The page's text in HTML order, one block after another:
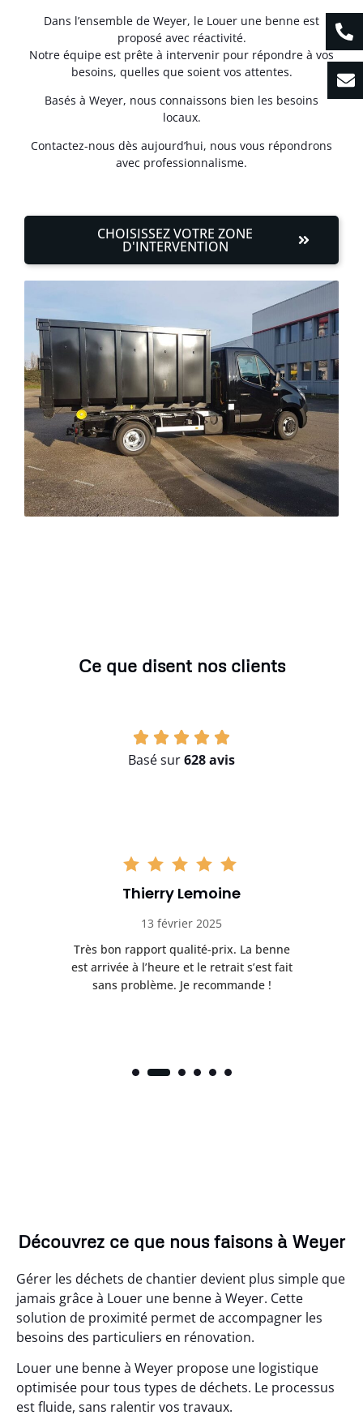
Dans l’ensemble de Weyer, le Louer une benne est
proposé avec réactivité.
Notre équipe est prête à intervenir pour répondre à vos
besoins, quelles que soient vos attentes.
Basés à Weyer, nous connaissons bien les besoins
locaux.
Contactez-nous dès aujourd’hui, nous vous répondrons
avec professionnalisme.
CHOISISSEZ VOTRE ZONE
D'INTERVENTION
Ce que disent nos clients
Basé sur628 avis
Thierry Lemoine
13 février 2025
Très bon rapport qualité-prix. La benne
est arrivée à l’heure et le retrait s’est fait
sans problème. Je recommande !
Découvrez ce que nous faisons à Weyer
Gérer les déchets de chantier devient plus simple que
jamais grâce à Louer une benne à Weyer. Cette
solution de proximité permet de accompagner les
besoins des particuliers en rénovation.
Louer une benne à Weyer propose une logistique
optimisée pour tous types de déchets. Le processus
est fluide, sans ralentir vos travaux.